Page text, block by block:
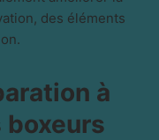
des éléments
à
boxeurs